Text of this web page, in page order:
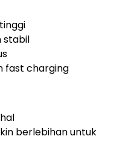
stabil
fast charging
berlebihan untuk